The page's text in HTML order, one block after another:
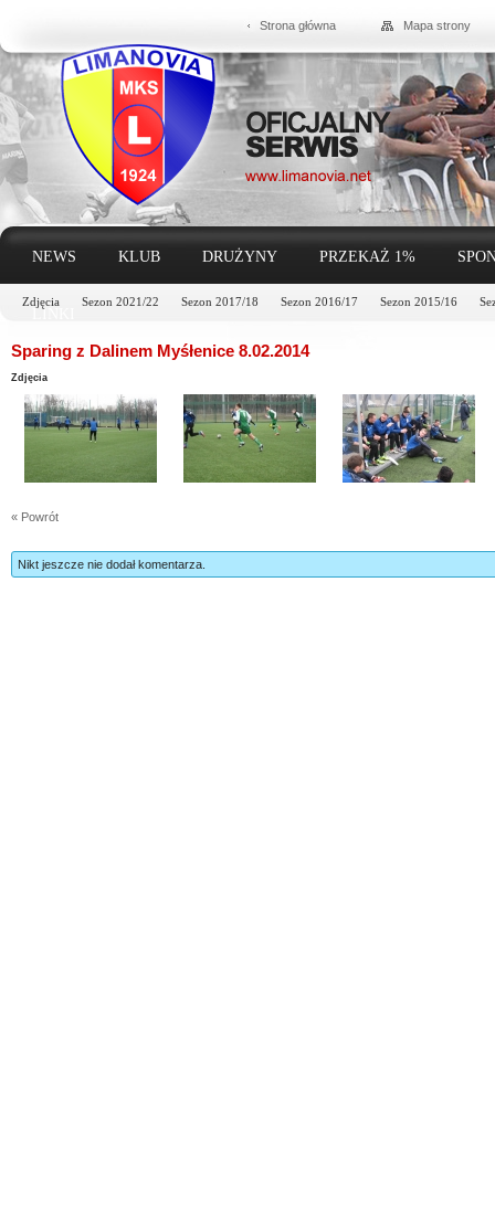
Strona główna Mapa strony
NEWS KLUB DRUŻYNY PRZEKAŻ 1%
Zdjęcia Sezon 2021/22 Sezon 2017/18 Sezon 2016/17 Sezon 2015/16
LINKI
Sparing z Dalinem Myśłenice 8.02.2014
Zdjęcia
« Powrót
Nikt jeszcze nie dodał komentarza.